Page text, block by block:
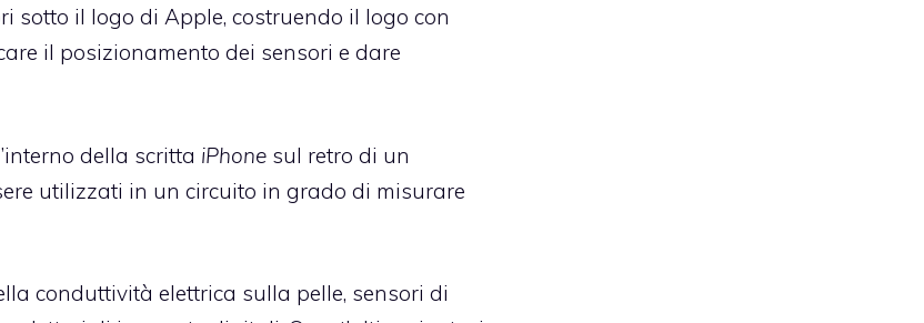
sotto il logo di Apple, costruendo il logo con
il posizionamento dei sensori e dare
della scritta iPhone sul retro di un
utilizzati in un circuito in grado di misurare
conduttività elettrica sulla pelle, sensori di